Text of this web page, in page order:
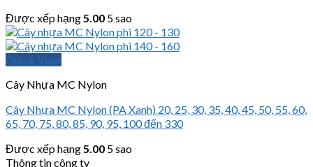
Được xếp hạng5.00 5 sao
Quick View
Cây Nhựa MC Nylon
Cây Nhựa MC Nylon (PA Xanh) 20, 25, 30, 35, 40, 45, 50, 55, 60,
65, 70, 75, 80, 85, 90, 95, 100 đến 330
Được xếp hạng5.00 5 sao
Thông tin công ty